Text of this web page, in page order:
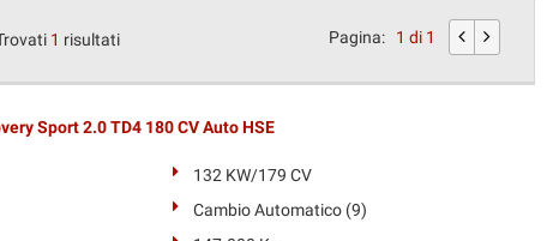
1 risultati Pagina: 1 di 1
Sport 2.0 TD4 180 CV Auto HSE
132 KW/179 CV
Cambio Automatico (9)